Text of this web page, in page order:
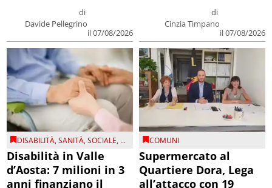
di
Davide Pellegrino
il 07/08/2026
di
Cinzia Timpano
il 07/08/2026
DISABILITÀ,SANITÀ,SOCIALE, ...
Disabilità in Valle
d’Aosta: 7 milioni in 3
anni finanziano il
COMUNI
Supermercato al
Quartiere Dora, Lega
all’attacco con 19